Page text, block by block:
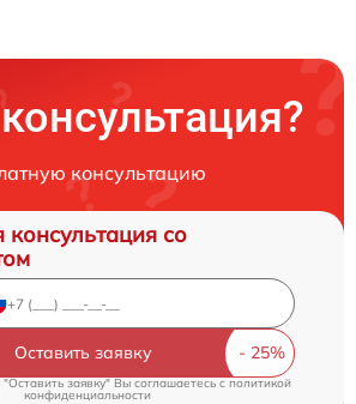
консультацию
консультация со
Оставить заявку
заявку" Вы соглашаетесь cполитикой
конфиденциальности